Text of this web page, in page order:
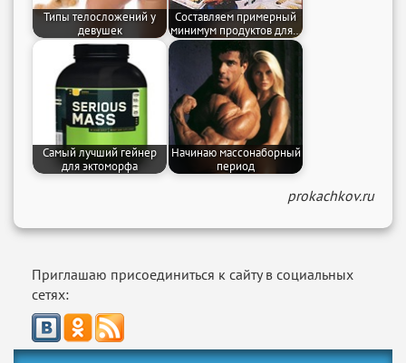
Типы телосложений у
девушек
Составляем примерный
минимум продуктов для…
Самый лучший гейнер
для эктоморфа
Начинаю массонаборный
период
prokachkov.ru
Приглашаю присоединиться к сайту в социальных
сетях: